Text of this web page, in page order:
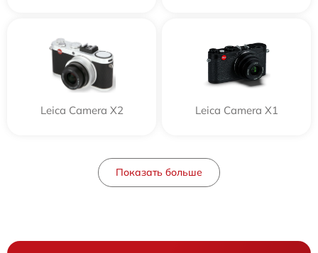
Leica Camera X2 Leica Camera X1
Показать больше